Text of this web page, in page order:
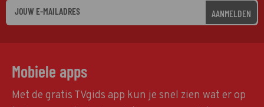
AANMELDEN
Mobiele apps
Met de gratis TVgids app kun je snel zien wat er op